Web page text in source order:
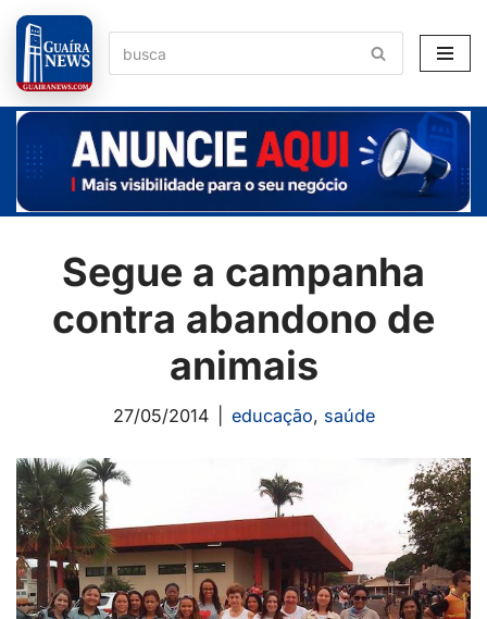
Pular
para
o
conteúdo
Segue a campanha
contra abandono de
animais
27/05/2014 educação, saúde